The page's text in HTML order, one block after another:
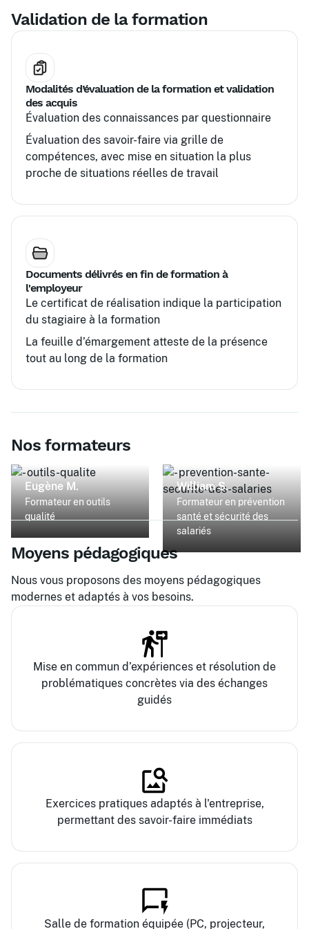
QSSE
Validation de la formation
Modalités d’évaluation de la formation et validation
des acquis
Évaluation des connaissances par questionnaire
Évaluation des savoir-faire via grille de
compétences, avec mise en situation la plus
proche de situations réelles de travail
Documents délivrés en fin de formation à
l'employeur
Le certificat de réalisation indique la participation
du stagiaire à la formation
La feuille d’émargement atteste de la présence
tout au long de la formation
Nos formateurs
Eugène M.
Formateur en outils
qualité
William S.
Formateur en prévention
santé et sécurité des
salariés
Moyens pédagogiques
Nous vous proposons des moyens pédagogiques
modernes et adaptés à vos besoins.
Mise en commun d’expériences et résolution de
problématiques concrètes via des échanges
guidés
Exercices pratiques adaptés à l'entreprise,
permettant des savoir-faire immédiats
Salle de formation équipée (PC, projecteur,